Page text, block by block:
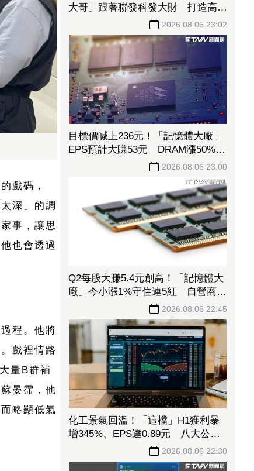
戲碼，
深」的調
事，讓思
也會透過
程。他將
戲裡情路
量B群補
晏霈，他
略顯低氣
大哥」跟著聯發科發大財 打造高效
2026.08.06 23:02
目標價喊上236元！「記憶體大廠」
EPS預計大賺53元 DRAM漲50%、
Flash漲30%獲利大增 2026.08.06 23:00
Q2每股大賺5.4元創高！「記憶體大
廠」今小漲1%守住連5紅 自營商卻
脫手449張、抱回7549萬元2026.08.06 22:45
化工景氣回溫！「這檔」H1獲利暴
增345%、EPS達0.89元 八大公股
2026.08.06 22:30